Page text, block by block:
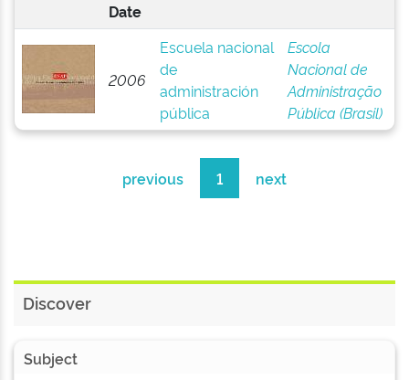
Date
2006
Escuela nacional
de
administración
pública
Escola
Nacional de
Administração
Pública (Brasil)
previous 1 next
Discover
Subject